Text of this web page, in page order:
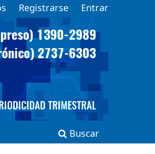
Buscar
Registrarse Entrar